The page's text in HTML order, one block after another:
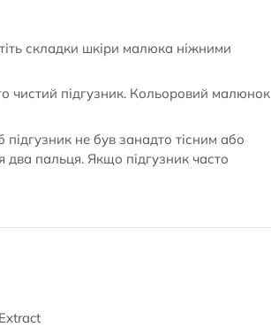
складки шкіри малюка ніжними
чистий підгузник. Кольоровий малюнок
підгузник не був занадто тісним або
два пальця. Якщо підгузник часто